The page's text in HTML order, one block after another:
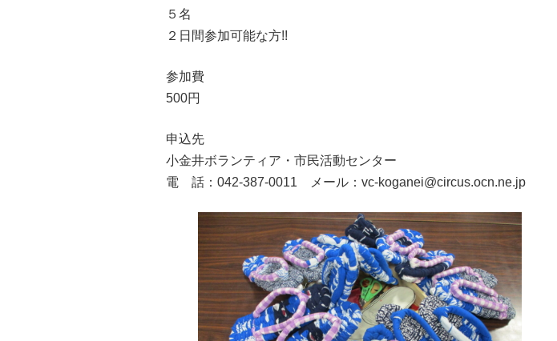
５名
２日間参加可能な方!!
参加費
500円
申込先
小金井ボランティア・市民活動センター
電 話：042-387-0011 メール：vc-koganei@circus.ocn.ne.jp